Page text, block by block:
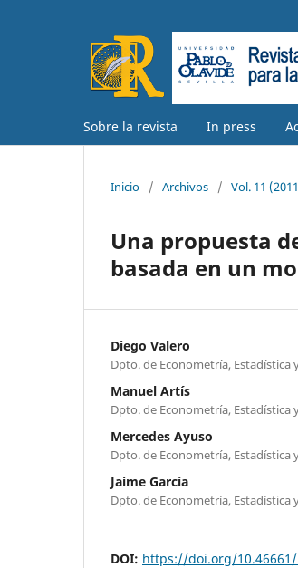
Sobre la revista In press
Inicio / Archivos / Vol. 11
Una propuesta
basada en un
Diego Valero
Dpto. de Econometría, Estadística
Manuel Artís
Dpto. de Econometría, Estadística
Mercedes Ayuso
Dpto. de Econometría, Estadística
Jaime García
Dpto. de Econometría, Estadística
DOI: https://doi.org/